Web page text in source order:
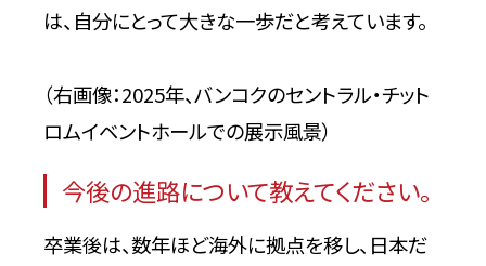
は、自分にとって大きな一歩だと考えています。
（右画像：2025年、バンコクのセントラル・チット
ロムイベントホールでの展示風景）
今後の進路について教えてください。
卒業後は、数年ほど海外に拠点を移し、日本だ